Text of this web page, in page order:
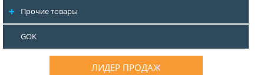
Прочие товары
GOK
ЛИДЕР ПРОДАЖ